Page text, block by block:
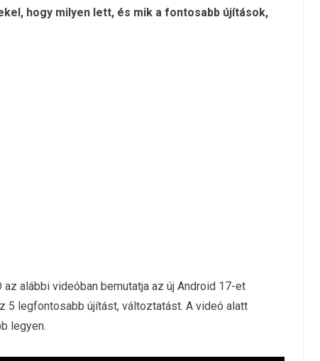
hogy milyen lett, és mik a fontosabb újítások,
alábbi videóban bemutatja az új Android 17-et
legfontosabb újítást, változtatást. A videó alatt
legyen.